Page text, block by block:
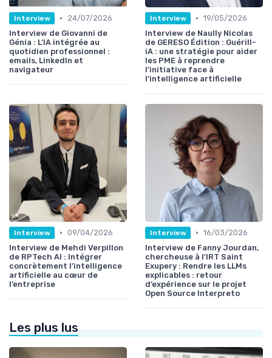
Interview •
24/07/2026
Interview de Giovanni de
Génia : L’IA intégrée au
quotidien professionnel :
emails, LinkedIn et
navigateur
Interview • 19/05/2026
Interview de Naully Nicolas
de GERESO Édition : Guérill-
iA : une stratégie pour aider
les PME à reprendre
l’initiative face à
l’intelligence artificielle
Interview • 09/04/2026
Interview de Mehdi Verpillon
de RPTech AI : Intégrer
concrètement l’intelligence
artificielle au cœur de
l’entreprise
Interview • 16/03/2026
Interview de Fanny Jourdan,
chercheuse à l'IRT Saint
Exupery : Rendre les LLMs
explicables : retour
d’expérience sur le projet
Open Source Interpreto
Les plus lus